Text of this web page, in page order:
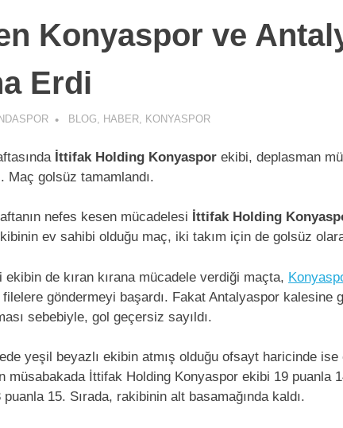
Konyaspor ve
Erdi
BLOG, HABER, KONYASPOR
İttifak Holding Konyaspor ekibi, deplasman
Maç golsüz tamamlandı.
nefes kesen mücadelesi İttifak Holding
ev sahibi olduğu maç, iki takım için de golsüz
de kıran kırana mücadele verdiği maçta,
filelere göndermeyi başardı. Fakat Antalyaspor kalesine
sebebiyle, gol geçersiz sayıldı.
yeşil beyazlı ekibin atmış olduğu ofsayt haricinde
müsabakada İttifak Holding Konyaspor ekibi 19 puanla
15. Sırada, rakibinin alt basamağında kaldı.